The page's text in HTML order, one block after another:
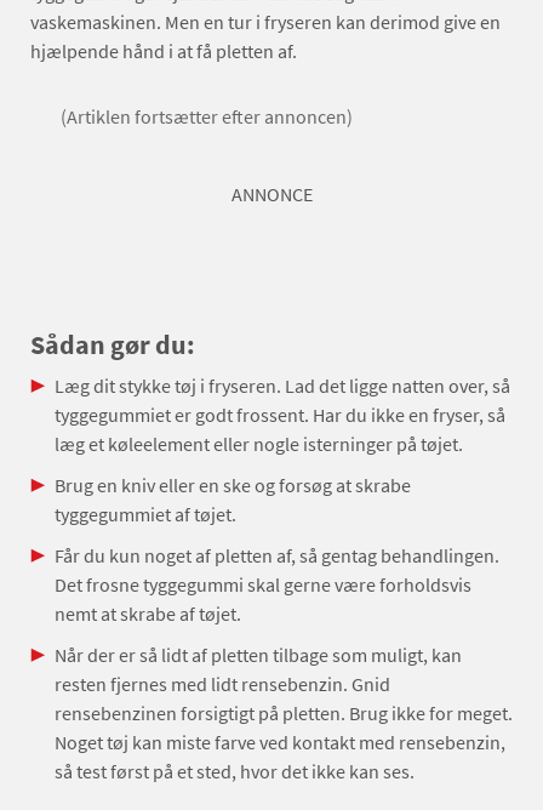
vaskemaskinen. Men en tur i fryseren kan derimod give en
hjælpende hånd i at få pletten af.
(Artiklen fortsætter efter annoncen)
ANNONCE
Sådan gør du:
Læg dit stykke tøj i fryseren. Lad det ligge natten over, så
tyggegummiet er godt frossent. Har du ikke en fryser, så
læg et køleelement eller nogle isterninger på tøjet.
Brug en kniv eller en ske og forsøg at skrabe
tyggegummiet af tøjet.
Får du kun noget af pletten af, så gentag behandlingen.
Det frosne tyggegummi skal gerne være forholdsvis
nemt at skrabe af tøjet.
Når der er så lidt af pletten tilbage som muligt, kan
resten fjernes med lidt rensebenzin. Gnid
rensebenzinen forsigtigt på pletten. Brug ikke for meget.
Noget tøj kan miste farve ved kontakt med rensebenzin,
så test først på et sted, hvor det ikke kan ses.